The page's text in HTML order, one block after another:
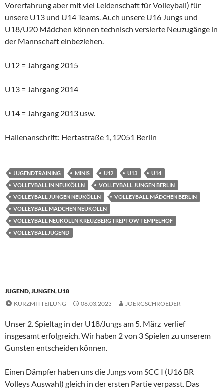
Vorerfahrung aber mit viel Leidenschaft für Volleyball) für
unsere U13 und U14 Teams. Auch unsere U16 Jungs und
U18/U20 Mädchen können technisch versierte Neuzugänge in
der Mannschaft einbeziehen.
U12 = Jahrgang 2015
U13 = Jahrgang 2014
U14 = Jahrgang 2013 usw.
Hallenanschrift: Hertastraße 1, 12051 Berlin
JUGENDTRAINING MINIS U12 U13
U14
VOLLEYBALL IN NEUKÖLLN
VOLLEYBALL JUNGEN BERLIN
VOLLEYBALL JUNGEN NEUKÖLLN
VOLLEYBALL MÄDCHEN BERLIN
VOLLEYBALL MÄDCHEN NEUKÖLLN
VOLLEYBALL NEUKÖLLN KREUZBERG TREPTOW TEMPELHOF
VOLLEYBALLJUGEND
JUGEND,JUNGEN,U18
KURZMITTEILUNG
06.03.2023 JOERGSCHROEDER
Unser 2. Spieltag in der U18/Jungs am 5. März verlief
insgesamt erfolgreich. Wir haben 2 von 3 Spielen zu unserem
Gunsten entscheiden können.
Einen Dämpfer haben uns die Jungs vom SCC I (U16 BR
Volleys Auswahl) gleich in der ersten Partie verpasst. Das